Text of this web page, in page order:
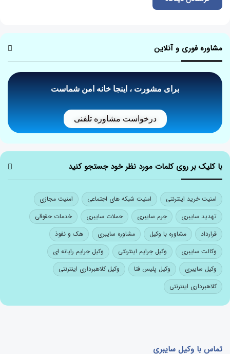
مشاوره فوری و آنلاین
برای مشورت ، اینجا خانه امن شماست
درخواست مشاوره تلفنی
با کلیک بر روی کلمات مورد نظر خود جستجو کنید
امنیت خرید اینترنتی امنیت شبکه های اجتماعی
امنیت مجازی
تهدید سایبری
جرم سایبری حملات سایبری
خدمات حقوقی
قرارداد
مشاوره با وکیل مشاوره سایبری
هک و نفوذ
وکالت سایبری
وکیل جرایم اینترنتی
وکیل جرایم رایانه ای
وکیل سایبری
وکیل پلیس فتا
وکیل کلاهبرداری اینترنتی
کلاهبرداری اینترنتی
تماس با وکیل سایبری